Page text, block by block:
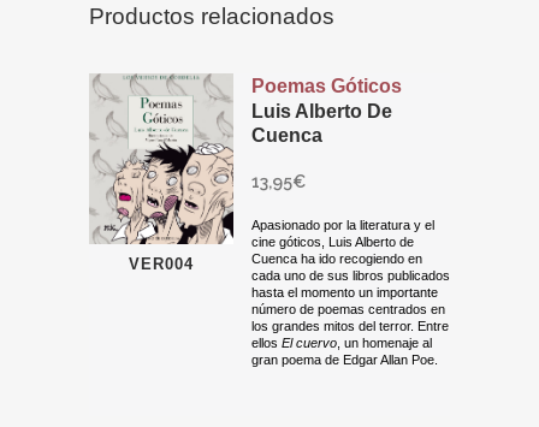
Productos relacionados
VER004
Poemas Góticos
Luis Alberto De
Cuenca
13,95€
Apasionado por la literatura y el
cine góticos, Luis Alberto de
Cuenca ha ido recogiendo en
cada uno de sus libros publicados
hasta el momento un importante
número de poemas centrados en
los grandes mitos del terror. Entre
ellos El cuervo , un homenaje al
gran poema de Edgar Allan Poe.